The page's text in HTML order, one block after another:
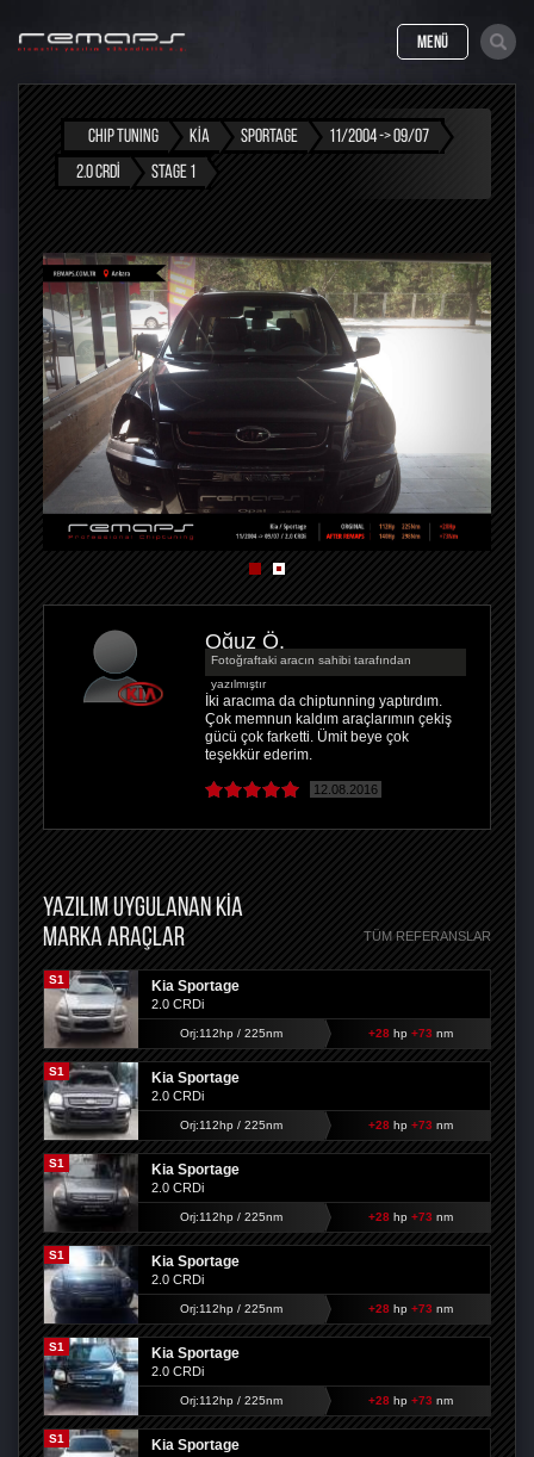
MENÜ
CHIP TUNING KIA SPORTAGE
11/2004 -> 09/07
2.0 CRDI
STAGE 1
Oğuz Ö.
Fotoğraftaki aracın sahibi tarafından
yazılmıştır
İki aracıma da chiptunning yaptırdım.
Çok memnun kaldım araçlarımın çekiş
gücü çok farketti. Ümit beye çok
teşekkür ederim.
12.08.2016
YAZILIM UYGULANAN KIA
MARKA ARAÇLAR
TÜM REFERANSLAR
S1 Kia Sportage
2.0 CRDi
Orj:112hp / 225nm +28hp +73 nm
S1 Kia Sportage
2.0 CRDi
Orj:112hp / 225nm +28hp +73 nm
S1 Kia Sportage
2.0 CRDi
Orj:112hp / 225nm +28hp +73 nm
S1 Kia Sportage
2.0 CRDi
Orj:112hp / 225nm +28hp +73 nm
S1 Kia Sportage
2.0 CRDi
Orj:112hp / 225nm +28hp +73 nm
S1 Kia Sportage